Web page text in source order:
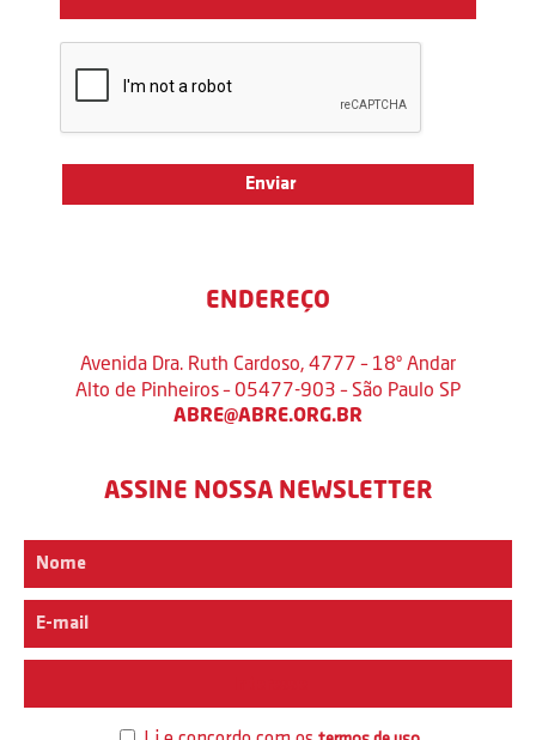
ENDEREÇO
Avenida Dra. Ruth Cardoso, 4777 – 18º Andar
Alto de Pinheiros – 05477-903 – São Paulo SP
ABRE@ABRE.ORG.BR
ASSINE NOSSA NEWSLETTER